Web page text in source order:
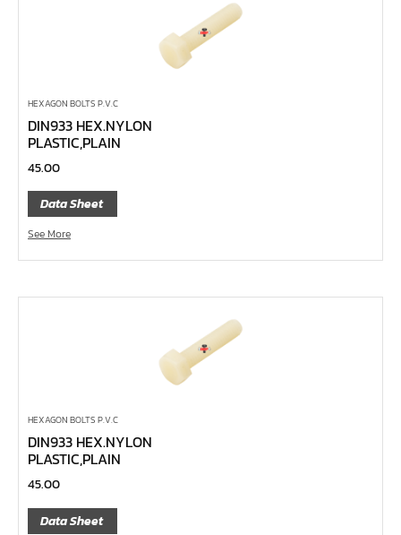
ด้ามฟรี
บ๊อกซ์เดือยโผล่
ประแจตะขอ
ประแจ L หกเหลี่ยม,ท๊อกซ์,หัวบ๊อกซ์
เหล็กส่ง, เหล็กสกัด, เหล็กตอก
ค้อน
คีม
กล่องเครื่องมือ
ประแจ-แหวน-ปากตาย
ไขควง
ข้อต่อทองเหลือง,copperลม
HEXAGON BOLTS P.V.C
DIN933 HEX.NYLON
PLASTIC,PLAIN
45.00
Data Sheet
See More
HEXAGON BOLTS P.V.C
DIN933 HEX.NYLON
PLASTIC,PLAIN
45.00
Data Sheet